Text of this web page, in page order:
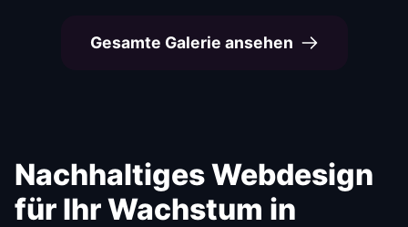
Gesamte Galerie ansehen
Nachhaltiges Webdesign
für Ihr Wachstum in